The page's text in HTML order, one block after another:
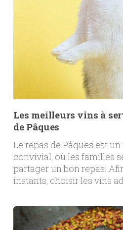
Les meilleurs vins à
de Pâques
Le repas de Pâques est
convivial, où les familles
partager un bon repas.
instants, choisir les vins